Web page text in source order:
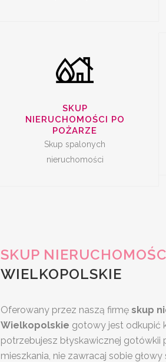
SKUP
NIERUCHOMOŚCI PO
POŻARZE
Skup spalonych
nieruchomości
SKUP
WIELKOPOLSKIE
Oferowany przez naszą firmę skup
Wielkopolskie gotowy jest odkupić
potrzebujesz błyskawicznej gotówkii
mieszkania, nie zawracaj sobie